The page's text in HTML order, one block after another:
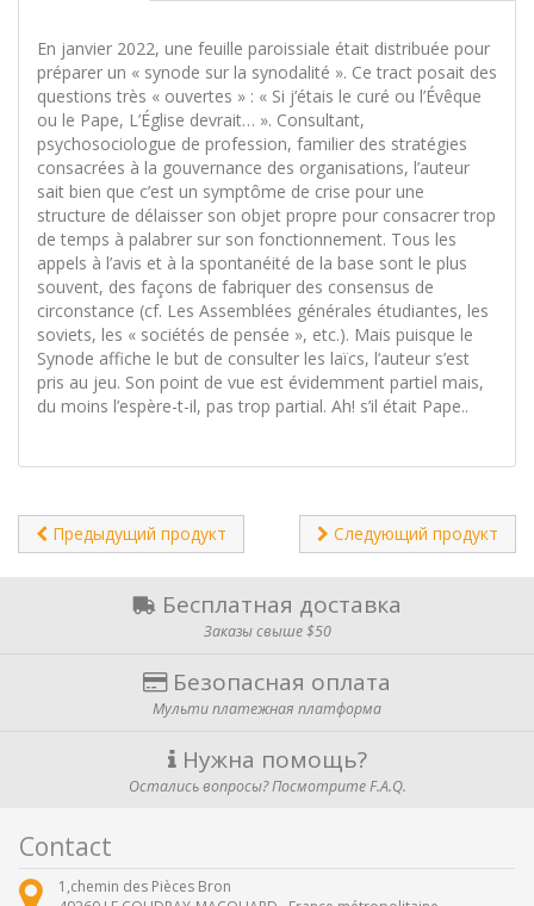
En janvier 2022, une feuille paroissiale était distribuée pour
préparer un « synode sur la synodalité ». Ce tract posait des
questions très « ouvertes » : « Si j’étais le curé ou l’Évêque
ou le Pape, L’Église devrait… ». Consultant,
psychosociologue de profession, familier des stratégies
consacrées à la gouvernance des organisations, l’auteur
sait bien que c’est un symptôme de crise pour une
structure de délaisser son objet propre pour consacrer trop
de temps à palabrer sur son fonctionnement. Tous les
appels à l’avis et à la spontanéité de la base sont le plus
souvent, des façons de fabriquer des consensus de
circonstance (cf. Les Assemblées générales étudiantes, les
soviets, les « sociétés de pensée », etc.). Mais puisque le
Synode affiche le but de consulter les laïcs, l’auteur s’est
pris au jeu. Son point de vue est évidemment partiel mais,
du moins l’espère-t-il, pas trop partial. Ah! s’il était Pape..
Предыдущий продукт Следующий продукт
Бесплатная доставка
Заказы свыше $50
Безопасная оплата
Мульти платежная платформа
Нужна помощь?
Остались вопросы? Посмотрите F.A.Q.
Contact
1,chemin des Pièces Bron